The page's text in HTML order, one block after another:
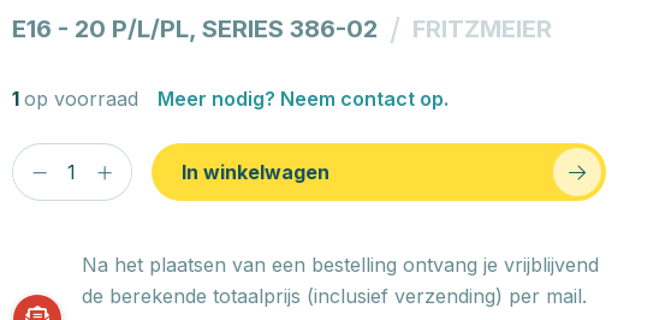
E16 - 20 P/L/PL, SERIES 386-02 / FRITZMEIER
1 op voorraad Meer nodig? Neem contact op.
In winkelwagen
Na het plaatsen van een bestelling ontvang je vrijblijvend
de berekende totaalprijs (inclusief verzending) per mail.